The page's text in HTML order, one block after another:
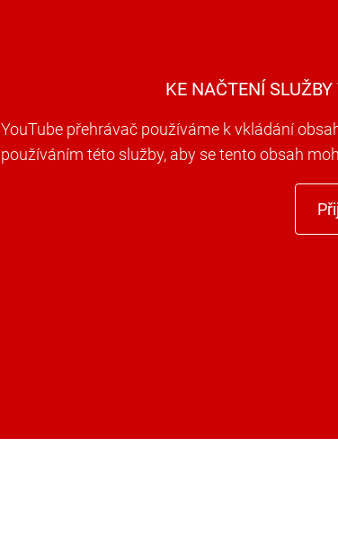
KE NAČTENÍ
YouTube přehrávač používáme k vkládání
používáním této služby, aby se tento obsah